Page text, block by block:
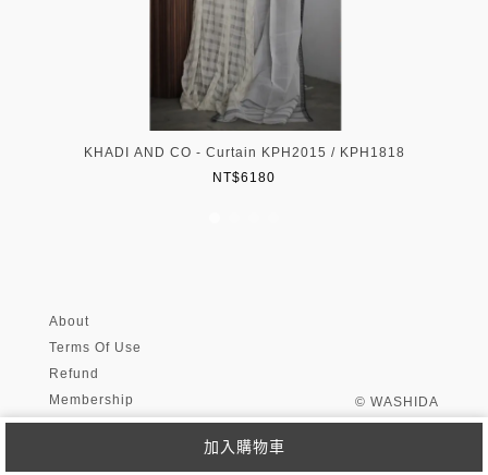
加入購物車
KHADI AND CO - Curtain KPH2015 / KPH1818
NT$6180
About
Terms Of Use
Refund
Membership
© WASHIDA